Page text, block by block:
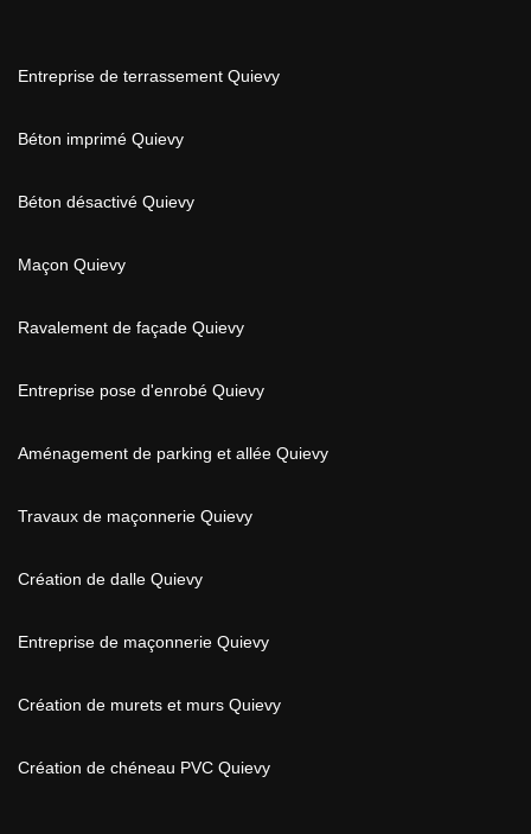
Entreprise de terrassement Quievy
Béton imprimé Quievy
Béton désactivé Quievy
Maçon Quievy
Ravalement de façade Quievy
Entreprise pose d'enrobé Quievy
Aménagement de parking et allée Quievy
Travaux de maçonnerie Quievy
Création de dalle Quievy
Entreprise de maçonnerie Quievy
Création de murets et murs Quievy
Création de chéneau PVC Quievy